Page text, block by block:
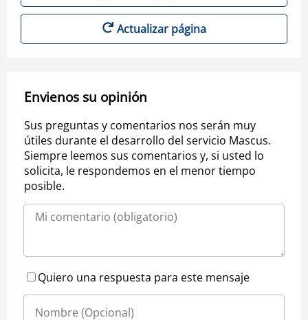
Actualizar página
Envienos su opinión
Sus preguntas y comentarios nos serán muy
útiles durante el desarrollo del servicio Mascus.
Siempre leemos sus comentarios y, si usted lo
solicita, le respondemos en el menor tiempo
posible.
Quiero una respuesta para este mensaje